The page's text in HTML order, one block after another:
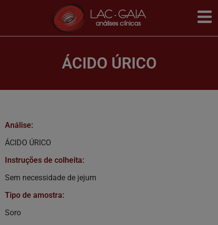
ÁCIDO ÚRICO
Análise:
ÁCIDO ÚRICO
Instruções de colheita:
Sem necessidade de jejum
Tipo de amostra:
Soro